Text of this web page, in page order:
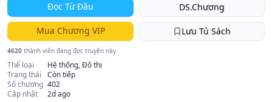
Đọc Từ Đầu DS.Chương
Mua Chương VIP Lưu Tủ Sách
4620 thành viên đang đọc truyện này
Thể loại
Hệ thống, Đô thị
Trạng thái
Còn tiếp
Số chương 402
Cập nhật
2d ago